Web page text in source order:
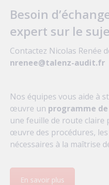
Besoin
expert sur le
Contactez Nicolas Renée
nrenee@talenz-audit.fr
Nos équipes vous aide à
œuvre un programme
une feuille de route claire
œuvre des procédures,
nécessaires à la maîtrise
En savoir plus